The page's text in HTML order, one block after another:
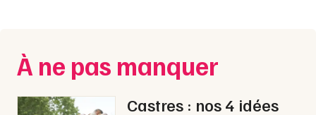
Spectacles
Concerts
Nantes
Nice
À ne pas manquer
Castres : nos 4 idées